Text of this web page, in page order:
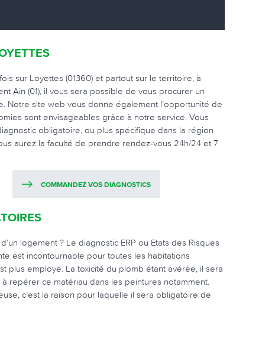
sur Loyettes (01360) et partout sur le territoire, à
Ain (01), il vous sera possible de vous procurer un
Notre site web vous donne également l’opportunité de
sont envisageables grâce à notre service. Vous
obligatoire, ou plus spécifique dans la région
aurez la faculté de prendre rendez-vous 24h/24 et 7
COMMANDEZ VOS DIAGNOSTICS
logement ? Le diagnostic ERP ou Etats des Risques
est incontournable pour toutes les habitations
plus employé. La toxicité du plomb étant avérée, il sera
repérer ce matériau dans les peintures notamment.
c’est la raison pour laquelle il sera obligatoire de